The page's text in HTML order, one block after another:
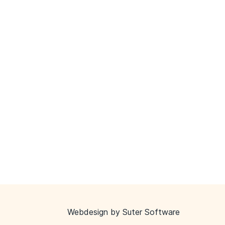
Webdesign bySuter Software